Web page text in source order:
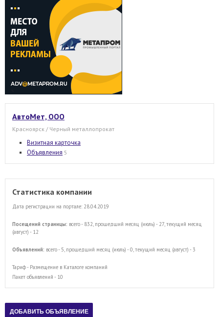
АвтоМет, ООО
Красноярск / Черный металлопрокат
Визитная карточка
Объявления 5
Статистика компании
Дата регистрации на портале: 28.04.2019
Посещений страницы: всего - 832, прошедший месяц (июль) - 27, текущий месяц
(август) - 12
Объявлений: всего - 5, прошедший месяц (июль) - 0, текущий месяц (август) - 3
Тариф - Размещение в Каталоге компаний
Пакет объявлений - 10